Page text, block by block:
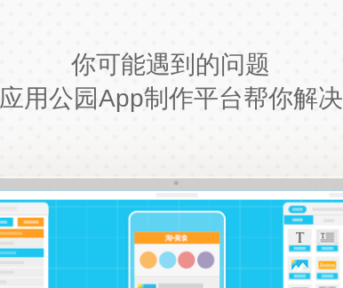
你可能遇到的问题
应用公园App制作平台帮你解决